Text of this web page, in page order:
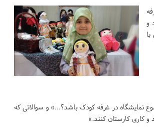
و
نمایشگاه در غرفه کودک باشد؟...» و سوالاتی که
و کاری کارستان کنند.»